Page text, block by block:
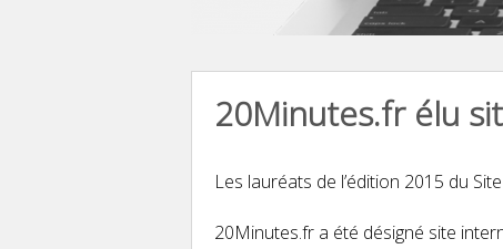
20Minutes.fr élu
Les lauréats de l’édition 2015 du
20Minutes.fr a été désigné site